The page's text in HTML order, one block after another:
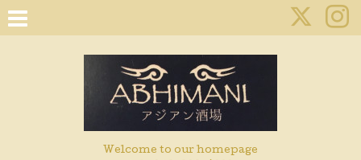
Welcome to our homepage